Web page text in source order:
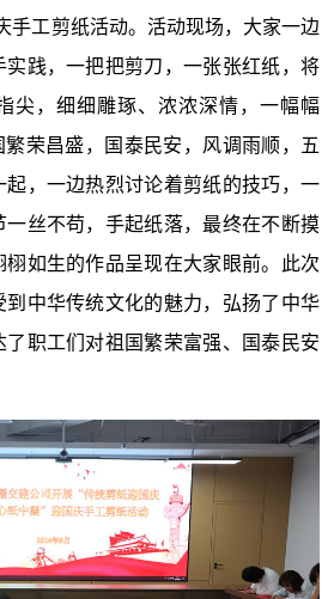
手工剪纸活动。活动现场，大家一边
践，一把把剪刀，一张张红纸，将
尖，细细雕琢、浓浓深情，一幅幅
荣昌盛，国泰民安，风调雨顺，五
，一边热烈讨论着剪纸的技巧，一
丝不苟，手起纸落，最终在不断摸
如生的作品呈现在大家眼前。此次
中华传统文化的魅力，弘扬了中华
职工们对祖国繁荣富强、国泰民安